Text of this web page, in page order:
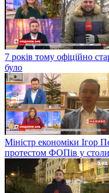
7 років тому офіційно
було
Міністр економіки Ігор
протестом ФОПів у